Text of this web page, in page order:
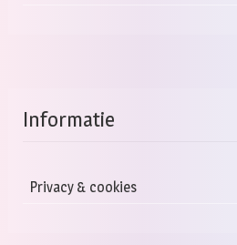
Informatie
Privacy & cookies